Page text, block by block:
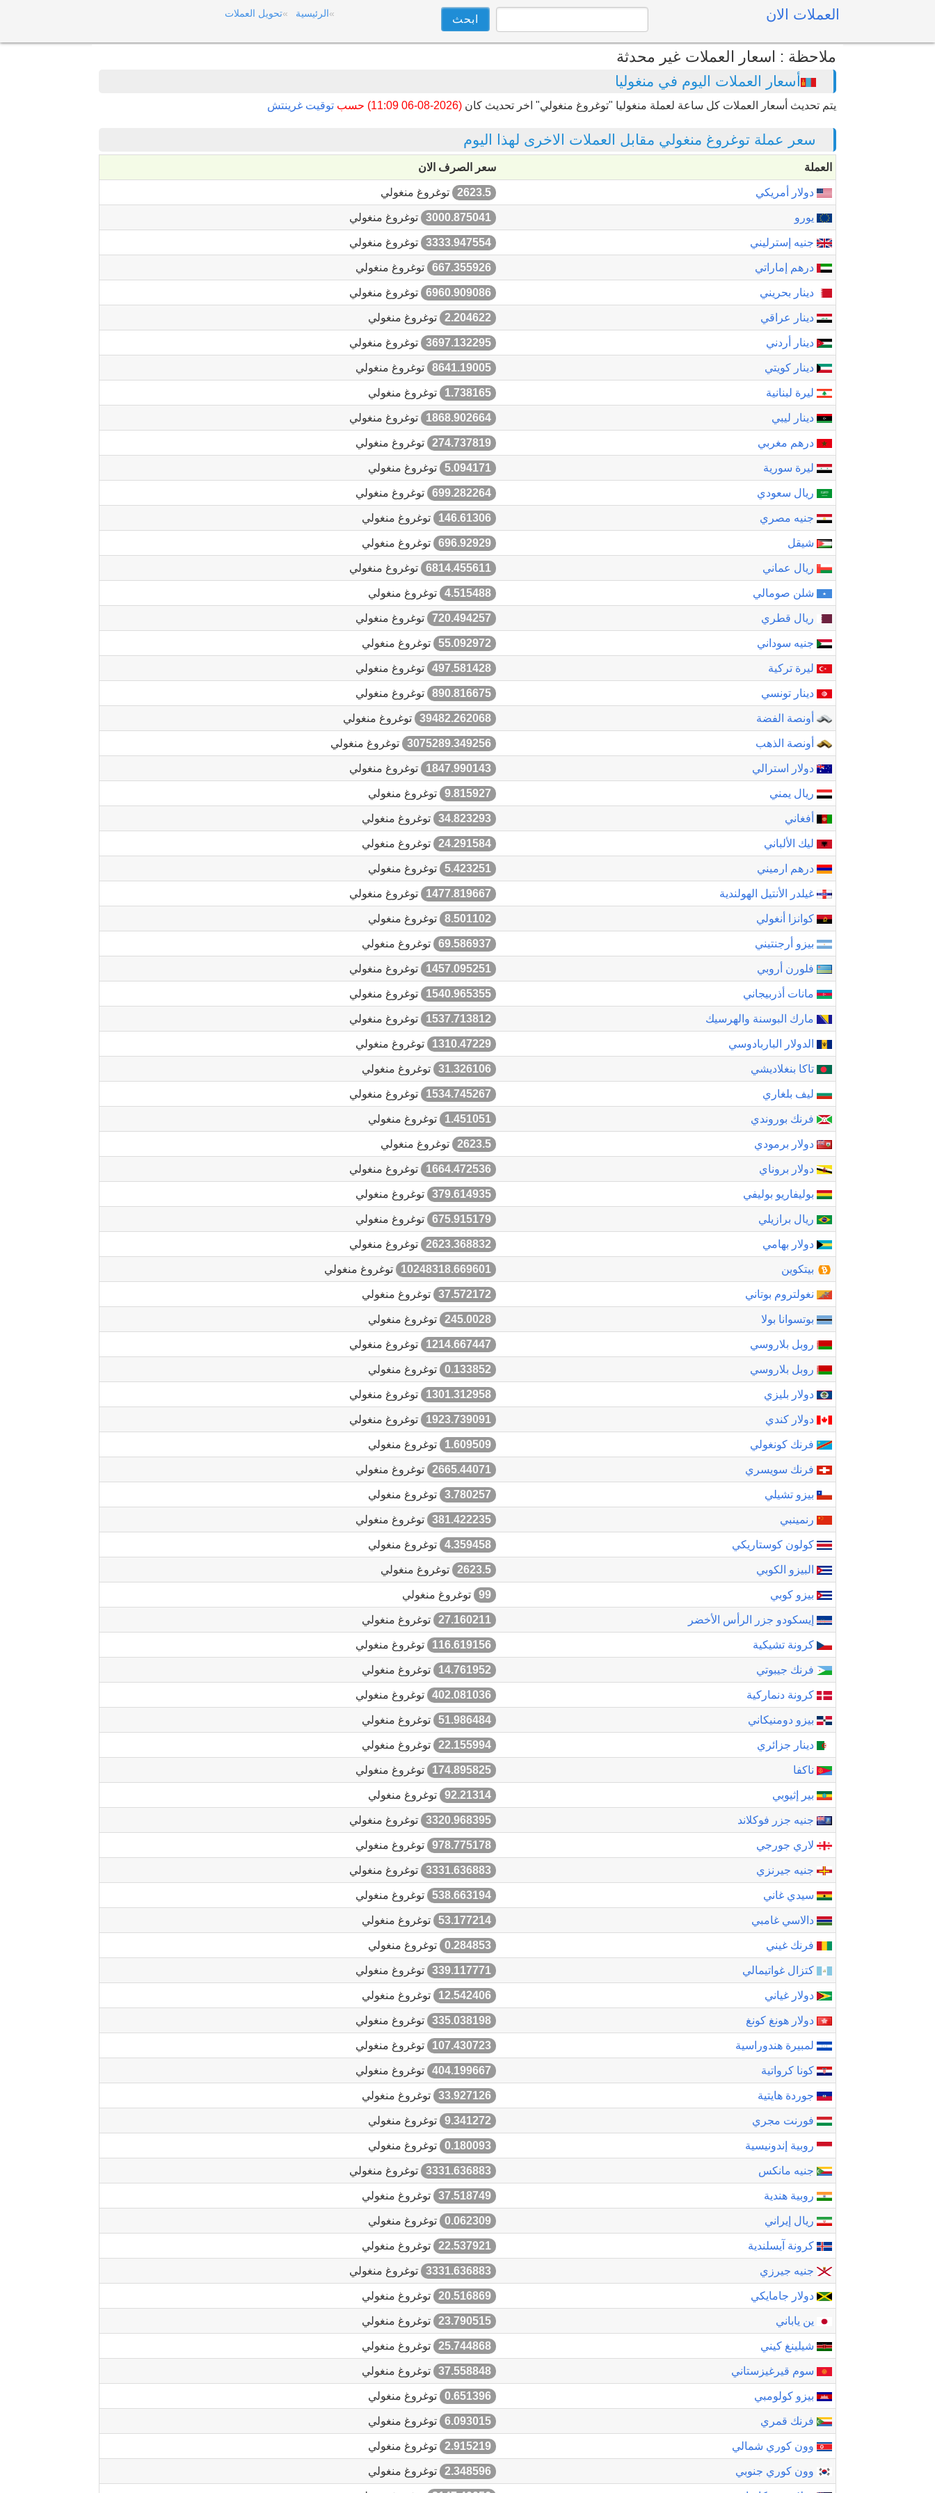
العملات الان الرئيسية تحويل العملات
ملاحظة : اسعار العملات غير محدثة
أسعار العملات اليوم في منغوليا
يتم تحديث أسعار العملات كل ساعة لعملة منغوليا "توغروغ منغولي" اخر تحديث كان (2026-08-06 11:09) حسب توقيت غرينتش
سعر عملة توغروغ منغولي مقابل العملات الاخرى لهذا اليوم
العملة سعر الصرف الان
دولار أمريكي 2623.5 توغروغ منغولي
يورو 3000.875041 توغروغ منغولي
جنيه إسترليني 3333.947554 توغروغ منغولي
درهم إماراتي 667.355926 توغروغ منغولي
دينار بحريني 6960.909086 توغروغ منغولي
دينار عراقي 2.204622 توغروغ منغولي
دينار أردني 3697.132295 توغروغ منغولي
دينار كويتي 8641.19005 توغروغ منغولي
ليرة لبنانية 1.738165 توغروغ منغولي
دينار ليبي 1868.902664 توغروغ منغولي
درهم مغربي 274.737819 توغروغ منغولي
ليرة سورية 5.094171 توغروغ منغولي
ريال سعودي 699.282264 توغروغ منغولي
جنيه مصري 146.61306 توغروغ منغولي
شيقل 696.92929 توغروغ منغولي
ريال عماني 6814.455611 توغروغ منغولي
شلن صومالي 4.515488 توغروغ منغولي
ريال قطري 720.494257 توغروغ منغولي
جنيه سوداني 55.092972 توغروغ منغولي
ليرة تركية 497.581428 توغروغ منغولي
دينار تونسي 890.816675 توغروغ منغولي
أونصة الفضة 39482.262068 توغروغ منغولي
أونصة الذهب 3075289.349256 توغروغ منغولي
دولار استرالي 1847.990143 توغروغ منغولي
ريال يمني 9.815927 توغروغ منغولي
أفغاني 34.823293 توغروغ منغولي
ليك الألباني 24.291584 توغروغ منغولي
درهم ارميني 5.423251 توغروغ منغولي
غيلدر الأنتيل الهولندية 1477.819667 توغروغ منغولي
كوانزا أنغولي 8.501102 توغروغ منغولي
بيزو أرجنتيني 69.586937 توغروغ منغولي
فلورن أروبي 1457.095251 توغروغ منغولي
مانات أذربيجاني 1540.965355 توغروغ منغولي
مارك البوسنة والهرسيك 1537.713812 توغروغ منغولي
الدولار الباربادوسي 1310.47229 توغروغ منغولي
تاكا بنغلاديشي 31.326106 توغروغ منغولي
ليف بلغاري 1534.745267 توغروغ منغولي
فرنك بوروندي 1.451051 توغروغ منغولي
دولار برمودي 2623.5 توغروغ منغولي
دولار بروناي 1664.472536 توغروغ منغولي
بوليفاريو بوليفي 379.614935 توغروغ منغولي
ريال برازيلي 675.915179 توغروغ منغولي
دولار بهامي 2623.368832 توغروغ منغولي
بيتكوين 10248318.669601 توغروغ منغولي
نغولتروم بوتاني 37.572172 توغروغ منغولي
بوتسوانا بولا 245.0028 توغروغ منغولي
روبل بلاروسي 1214.667447 توغروغ منغولي
روبل بلاروسي 0.133852 توغروغ منغولي
دولار بليزي 1301.312958 توغروغ منغولي
دولار كندي 1923.739091 توغروغ منغولي
فرنك كونغولي 1.609509 توغروغ منغولي
فرنك سويسري 2665.44071 توغروغ منغولي
بيزو تشيلي 3.780257 توغروغ منغولي
رنمينبي 381.422235 توغروغ منغولي
كولون كوستاريكي 4.359458 توغروغ منغولي
البيزو الكوبي 2623.5 توغروغ منغولي
بيزو كوبي 99 توغروغ منغولي
إيسكودو جزر الرأس الأخضر 27.160211 توغروغ منغولي
كرونة تشيكية 116.619156 توغروغ منغولي
فرنك جيبوتي 14.761952 توغروغ منغولي
كرونة دنماركية 402.081036 توغروغ منغولي
بيزو دومنيكاني 51.986484 توغروغ منغولي
دينار جزائري 22.155994 توغروغ منغولي
ناكفا 174.895825 توغروغ منغولي
بير إثيوبي 92.21314 توغروغ منغولي
جنيه جزر فوكلاند 3320.968395 توغروغ منغولي
لاري جورجي 978.775178 توغروغ منغولي
جنيه جيرنزي 3331.636883 توغروغ منغولي
سيدي غاني 538.663194 توغروغ منغولي
دالاسي غامبي 53.177214 توغروغ منغولي
فرنك غيني 0.284853 توغروغ منغولي
كتزال غواتيمالي 339.117771 توغروغ منغولي
دولار غياني 12.542406 توغروغ منغولي
دولار هونغ كونغ 335.038198 توغروغ منغولي
لمبيرة هندوراسية 107.430723 توغروغ منغولي
كونا كرواتية 404.199667 توغروغ منغولي
جوردة هايتية 33.927126 توغروغ منغولي
فورنت مجري 9.341272 توغروغ منغولي
روبية إندونيسية 0.180093 توغروغ منغولي
جنيه مانكس 3331.636883 توغروغ منغولي
روبية هندية 37.518749 توغروغ منغولي
ريال إيراني 0.062309 توغروغ منغولي
كرونة آيسلندية 22.537921 توغروغ منغولي
جنيه جيرزي 3331.636883 توغروغ منغولي
دولار جامايكي 20.516869 توغروغ منغولي
ين ياباني 23.790515 توغروغ منغولي
شيلينغ كيني 25.744868 توغروغ منغولي
سوم قيرغيزستاني 37.558848 توغروغ منغولي
بيزو كولومبي 0.651396 توغروغ منغولي
فرنك قمري 6.093015 توغروغ منغولي
وون كوري شمالي 2.915219 توغروغ منغولي
وون كوري جنوبي 2.348596 توغروغ منغولي